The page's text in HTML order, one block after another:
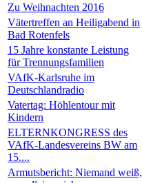
Zu Weihnachten 2016
Vätertreffen an Heiligabend in
Bad Rotenfels
15 Jahre konstante Leistung
für Trennungsfamilien
VAfK-Karlsruhe im
Deutschlandradio
Vatertag: Höhlentour mit
Kindern
ELTERNKONGRESS des
VAfK-Landesvereins BW am
15....
Armutsbericht: Niemand weiß,